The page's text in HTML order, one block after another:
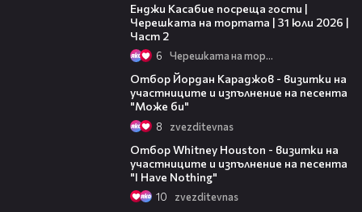
Енджи Касабие посреща гости |
Черешката на тортата | 31 юли 2026 |
Част 2
6 Черешката на тортата
Отбор Йордан Караджов - визитки на
участниците и изпълнение на песента
"Може би"
8 zvezditevnas
Отбор Whitney Houston - визитки на
участниците и изпълнение на песента
"I Have Nothing"
10 zvezditevnas